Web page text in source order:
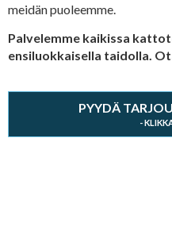
meidän puoleemme.
Palvelemme kaikissa
ensiluokkaisella taidolla.
PYYDÄ